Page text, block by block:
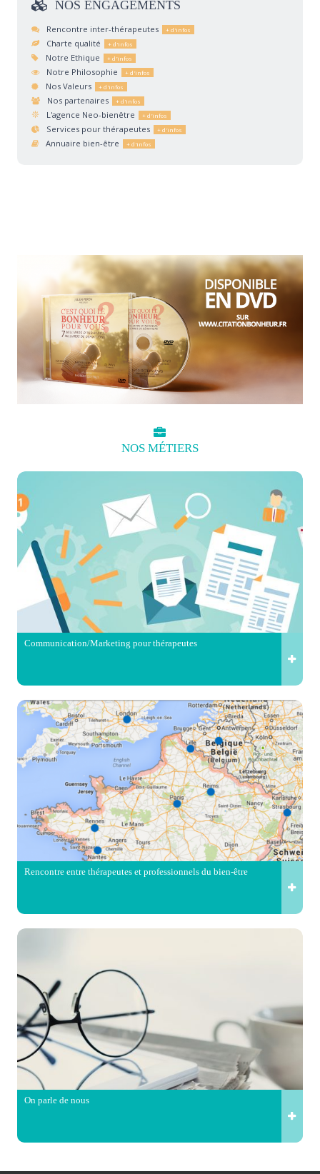
NOS ENGAGEMENTS
Rencontre inter-thérapeutes
Charte qualité
Notre Ethique
Notre Philosophie
Nos Valeurs
Nos partenaires
L'agence Neo-bienêtre
Services pour thérapeutes
Annuaire bien-être
NOS MÉTIERS
Communication/Marketing pour thérapeutes
Rencontre entre thérapeutes et professionnels du bien-être
On parle de nous